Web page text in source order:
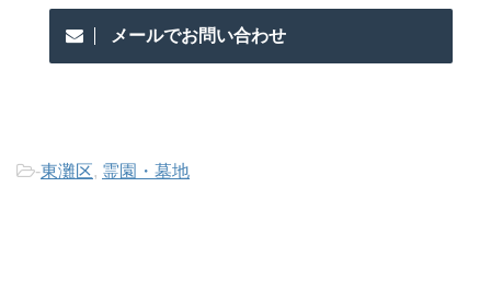
メールでお問い合わせ
-東灘区, 霊園・墓地